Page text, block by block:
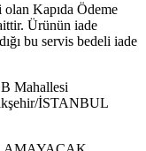
Kapıda Ödeme
Ürünün iade
bu servis bedeli iade
Mahallesi
İSTANBUL